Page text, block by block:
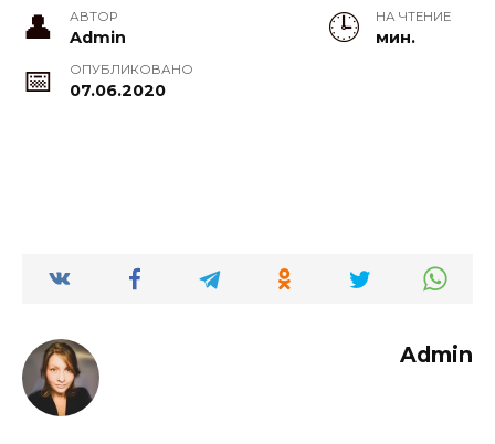
АВТОР
Admin
НА ЧТЕНИЕ
мин.
ОПУБЛИКОВАНО
07.06.2020
Admin